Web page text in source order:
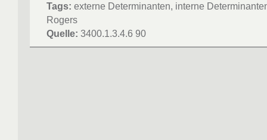
Tags: externe Determinanten, interne
Rogers
Quelle: 3400.1.3.4.6 90